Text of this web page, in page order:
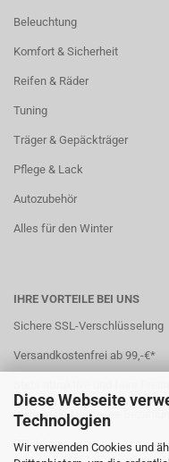
Diese Webseite
Technologien
Wir verwenden Cookies und
Beleuchtung
Komfort & Sicherheit
Reifen & Räder
Tuning
Träger & Gepäckträger
Pflege & Lack
Autozubehör
Alles für den Winter
IHRE VORTEILE BEI UNS
Sichere SSL-Verschlüsselung
Versandkostenfrei ab 99,-€*
Sichere und einfache Bezahlung
7 Zahlungsarten